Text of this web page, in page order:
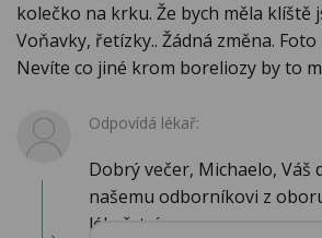
kolečko na krku. Že bych měla klíště
Voňavky, řetízky.. Žádná změna.
Nevíte co jiné krom boreliozy by to
Odpovídá lékař:
Dobrý večer, Michaelo, Váš
našemu odborníkovi z
lékařství, o...